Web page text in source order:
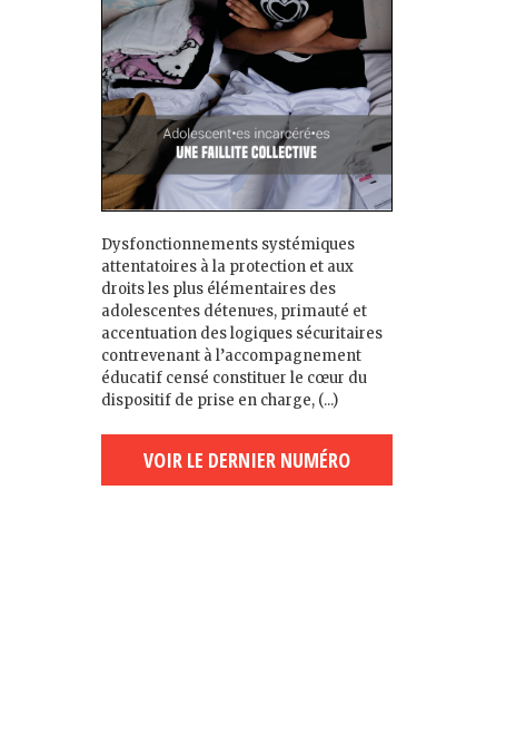
Dysfonctionnements systémiques
attentatoires à la protection et aux
droits les plus élémentaires des
adolescent·es détenu·es, primauté et
accentuation des logiques sécuritaires
contrevenant à l’accompagnement
éducatif censé constituer le cœur du
dispositif de prise en charge, (...)
VOIR LE DERNIER NUMÉRO